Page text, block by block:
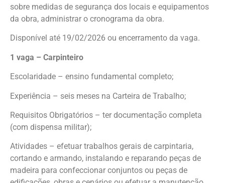
sobre medidas de segurança dos locais e equipamentos
da obra, administrar o cronograma da obra.
Disponível até 19/02/2026 ou encerramento da vaga.
1 vaga – Carpinteiro
Escolaridade – ensino fundamental completo;
Experiência – seis meses na Carteira de Trabalho;
Requisitos Obrigatórios – ter documentação completa
(com dispensa militar);
Atividades – efetuar trabalhos gerais de carpintaria,
cortando e armando, instalando e reparando peças de
madeira para confeccionar conjuntos ou peças de